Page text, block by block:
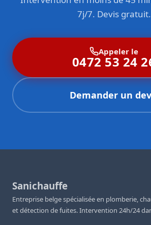
7j/7. Devis gratuit.
Appeler le
0472 53 24
Demander un
Sanichauffe
Entreprise belge spécialisée en plomberie,
et détection de fuites. Intervention 24h/24